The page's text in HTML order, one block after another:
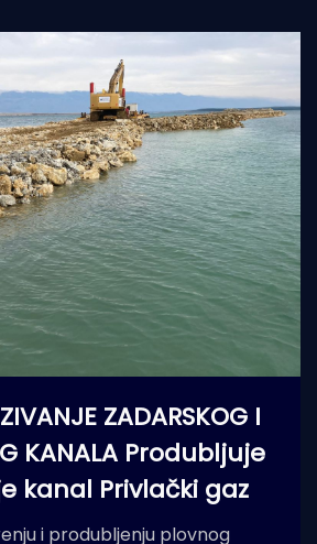
ZADARSKOG I
KANALA Produbljuje
kanal Privlački gaz
i produbljenju plovnog